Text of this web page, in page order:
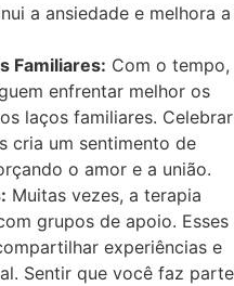
a ansiedade e melhora a
Familiares: Com o tempo,
enfrentar melhor os
laços familiares. Celebrar
cria um sentimento de
o amor e a união.
Muitas vezes, a terapia
grupos de apoio. Esses
experiências e
Sentir que você faz parte